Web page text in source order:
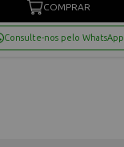
COMPRAR
Consulte-nos pelo WhatsApp